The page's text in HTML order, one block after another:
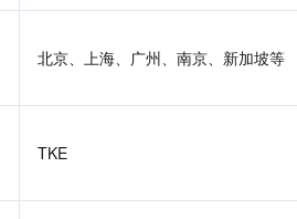
北京、上海、广州、南京、新加坡等
TKE